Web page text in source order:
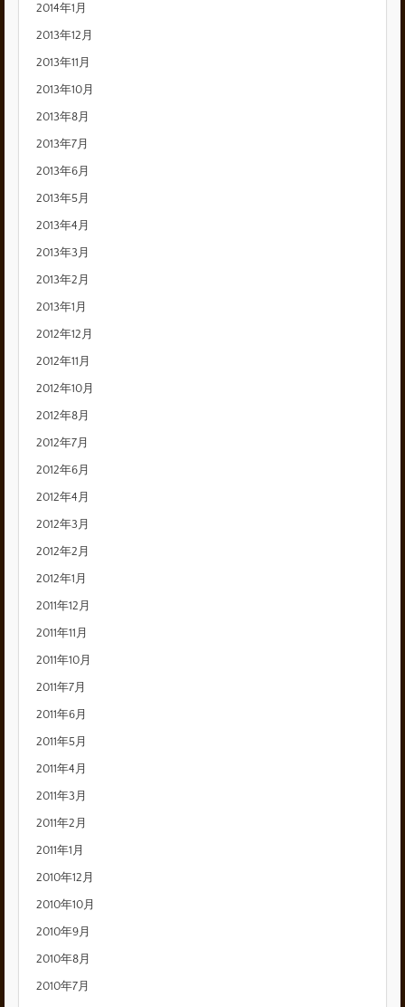
2014年1月
2013年12月
2013年11月
2013年10月
2013年8月
2013年7月
2013年6月
2013年5月
2013年4月
2013年3月
2013年2月
2013年1月
2012年12月
2012年11月
2012年10月
2012年8月
2012年7月
2012年6月
2012年4月
2012年3月
2012年2月
2012年1月
2011年12月
2011年11月
2011年10月
2011年7月
2011年6月
2011年5月
2011年4月
2011年3月
2011年2月
2011年1月
2010年12月
2010年10月
2010年9月
2010年8月
2010年7月